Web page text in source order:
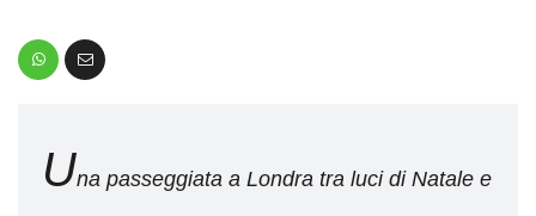
Una passeggiata a Londra tra luci di Natale e